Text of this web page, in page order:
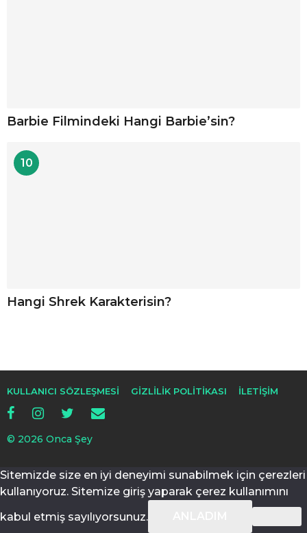
Barbie Filmindeki Hangi Barbie’sin?
10
Hangi Shrek Karakterisin?
KULLANICI SÖZLEŞMESI GIZLILIK POLITIKASI İLETIŞIM
© 2026 Onca Şey
Sitemizde size en iyi deneyimi sunabilmek için çerezleri
kullanıyoruz. Sitemize giriş yaparak çerez kullanımını
kabul etmiş sayılıyorsunuz.